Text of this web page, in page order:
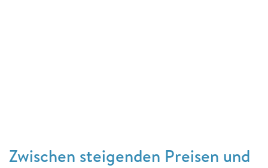
Zwischen steigenden Preisen und